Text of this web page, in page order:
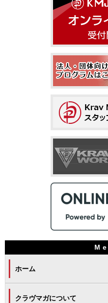
ホーム
クラヴマガについて